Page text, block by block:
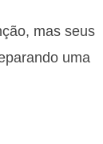
mas seus
uma